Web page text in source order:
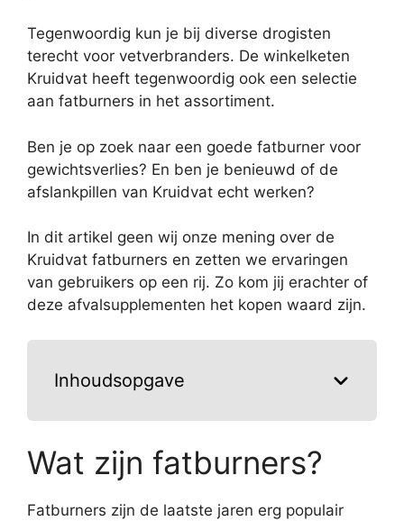
Tegenwoordig kun je bij diverse drogisten
terecht voor vetverbranders. De winkelketen
Kruidvat heeft tegenwoordig ook een selectie
aan fatburners in het assortiment.
Ben je op zoek naar een goede fatburner voor
gewichtsverlies? En ben je benieuwd of de
afslankpillen van Kruidvat echt werken?
In dit artikel geen wij onze mening over de
Kruidvat fatburners en zetten we ervaringen
van gebruikers op een rij. Zo kom jij erachter of
deze afvalsupplementen het kopen waard zijn.
Inhoudsopgave
Wat zijn fatburners?
Fatburners zijn de laatste jaren erg populair